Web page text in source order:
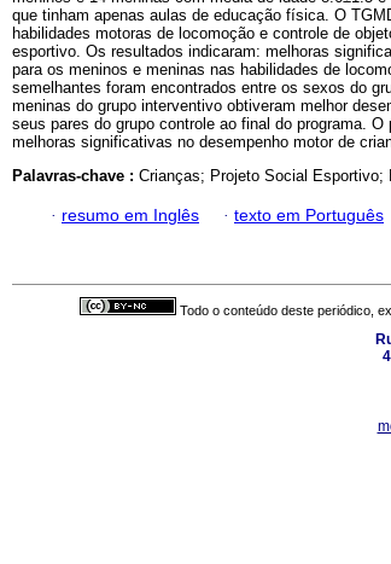
que tinham apenas aulas de educação física. O
habilidades motoras de locomoção e controle de
esportivo. Os resultados indicaram: melhoras
para os meninos e meninas nas habilidades de
semelhantes foram encontrados entre os sexos do
meninas do grupo interventivo obtiveram melhor
seus pares do grupo controle ao final do programa.
melhoras significativas no desempenho motor de
Palavras-chave : Crianças; Projeto Social Esportivo;
· resumo em Inglês · texto em Português
Todo o conteúdo deste periódico,